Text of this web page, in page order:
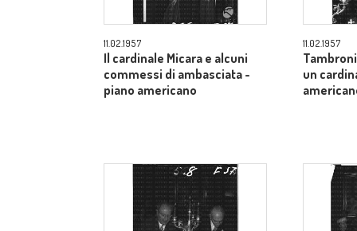
11.02.1957
Il cardinale Micara e alcuni
commessi di ambasciata -
piano americano
11.02.1957
un